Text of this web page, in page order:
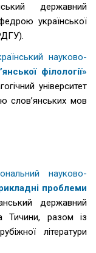
державний
української
науково-
філології»
університет
слов’янських мов
науково-
проблеми
державний
Тичини, разом із
літератури